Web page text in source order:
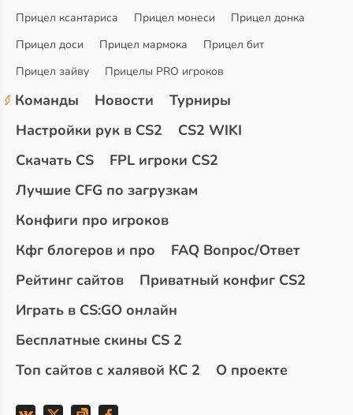
Прицел ксантариса
Прицел монеси
Прицел донка
Прицел доси
Прицел мармока
Прицел бит
Прицел зайву
Прицелы PRO игроков
Команды Новости
Турниры
Настройки рук в CS2
CS2 WIKI
Скачать CS
FPL игроки CS2
Лучшие CFG по загрузкам
Конфиги про игроков
Кфг блогеров и про
FAQ Вопрос/Ответ
Рейтинг сайтов
Приватный конфиг CS2
Играть в CS:GO онлайн
Бесплатные скины CS 2
Топ сайтов с халявой КС 2
О проекте